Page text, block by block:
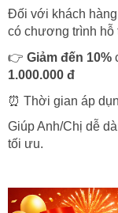
Đối với khách
có chương trình hỗ
👉 Giảm đến 10%
1.000.000 đ
⏰ Thời gian áp
Giúp Anh/Chị dễ
tối ưu.